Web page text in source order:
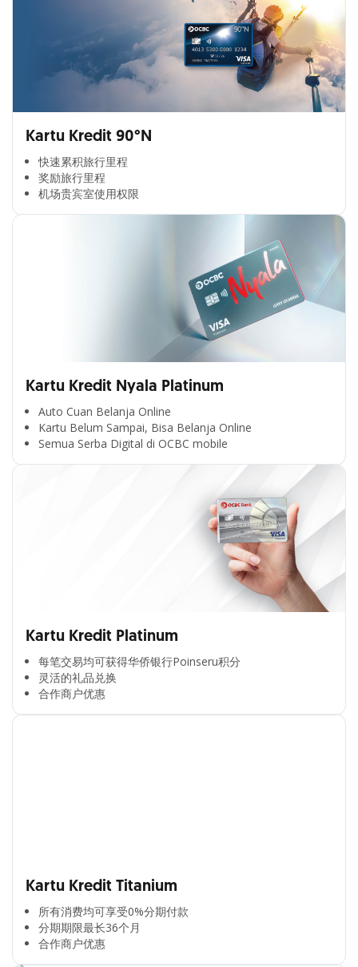
Kartu Kredit 90°N
快速累积旅行里程​
奖励旅行里程​
机场贵宾室使用权限​
Kartu Kredit Nyala Platinum
Auto Cuan Belanja Online
Kartu Belum Sampai, Bisa Belanja Online
Semua Serba Digital di OCBC mobile
Kartu Kredit Platinum
每笔交易均可获得华侨银行Poinseru积分​
灵活的礼品兑换​
合作商户优惠​
Kartu Kredit Titanium
所有消费均可享受0%分期付款​
分期期限最长36个月​
合作商户优惠​